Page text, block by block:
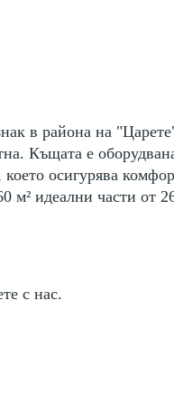
района на "Царете",
Къщата е
осигурява
м² идеални части от
с нас.